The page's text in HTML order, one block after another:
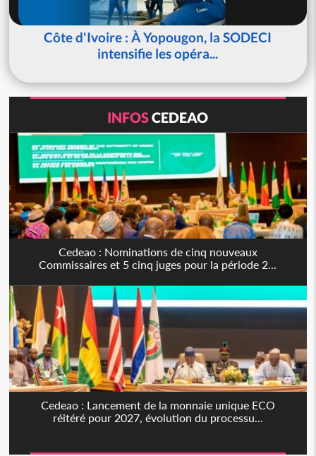
Côte d'Ivoire : À Yopougon, la SODECI
intensifie les opéra...
INFOSCEDEAO
Cedeao : Nominations de cinq nouveaux
Commissaires et 5 cinq juges pour la période 2...
Cedeao : Lancement de la monnaie unique ECO
réitéré pour 2027, évolution du processu...